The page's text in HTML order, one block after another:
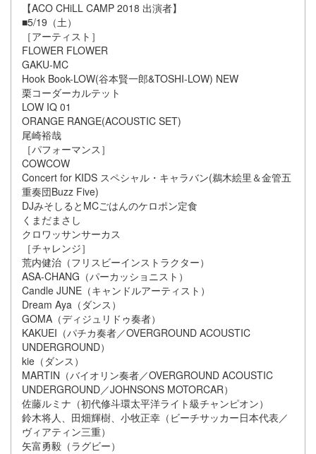
【ACO CHiLL CAMP 2018 出演者】
■5/19（土）
［アーティスト］
FLOWER FLOWER
GAKU-MC
Hook Book-LOW(谷本賢一郎&TOSHI-LOW) NEW
栗コーダーカルテット
LOW IQ 01
ORANGE RANGE(ACOUSTIC SET)
尾崎裕哉
［パフォーマンス］
COWCOW
Concert for KIDS スペシャル・キャラバン(鵜木絵里＆金管五
重奏団Buzz Five)
DJみそしるとMCごはんのケロポン定食
くまだまさし
クロワッサンサーカス
［チャレンジ］
荒内健治（フリスビーインストラクター）
ASA-CHANG（パーカッショニスト）
Candle JUNE（キャンドルアーティスト）
Dream Aya（ダンス）
GOMA（ディジュリドゥ奏者）
KAKUEI（パチカ奏者／OVERGROUND ACOUSTIC
UNDERGROUND）
kie（ダンス）
MARTIN（バイオリン奏者／OVERGROUND ACOUSTIC
UNDERGROUND／JOHNSONS MOTORCAR）
佐藤ルミナ（初代修斗環太平洋ライト級チャンピオン）
鈴木将人、田畑輝樹、小牧正幸（ビーチサッカー日本代表／
ヴィアティン三重）
矢富勇毅（ラグビー）